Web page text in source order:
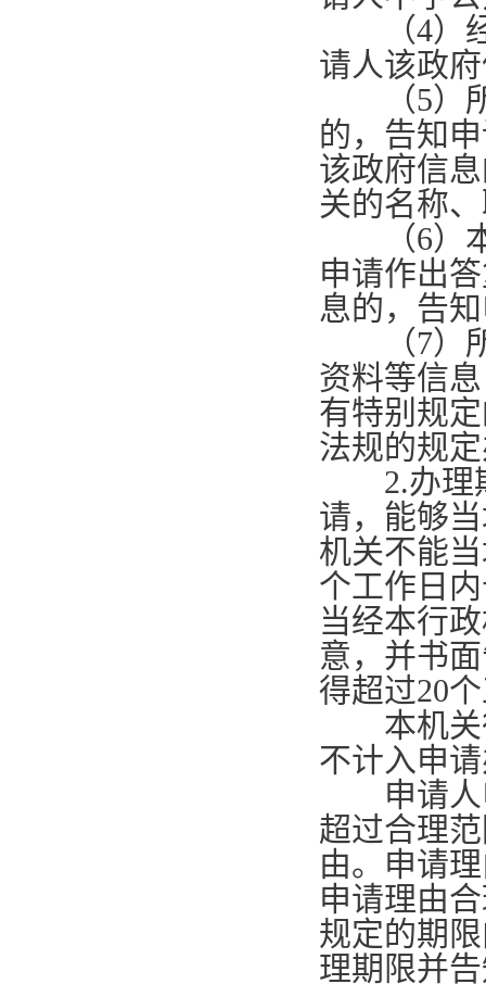
（4）
请人该政
（5）
的，告知
该政府信
关的名称
（6）
申请作出
息的，告
（7）
资料等信
有特别规
法规的规
2.办理
请，能够
机关不能
个工作日
当经本行
意，并书
得超过20
本机关
不计入申
申请人
超过合理
由。申请
申请理由
规定的期
理期限并